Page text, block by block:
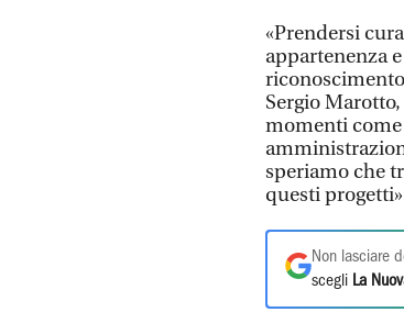
«Prendersi
appartenenza
Sergio
momenti come
speriamo che
questi
Non lasciare
scegli La